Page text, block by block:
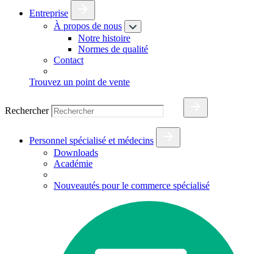
Entreprise
À propos de nous
Notre histoire
Normes de qualité
Contact
Trouvez un point de vente
Rechercher
Personnel spécialisé et médecins
Downloads
Académie
Nouveautés pour le commerce spécialisé